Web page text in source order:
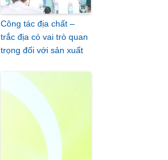
Công tác địa chất –
trắc địa có vai trò quan
trọng đối với sản xuất